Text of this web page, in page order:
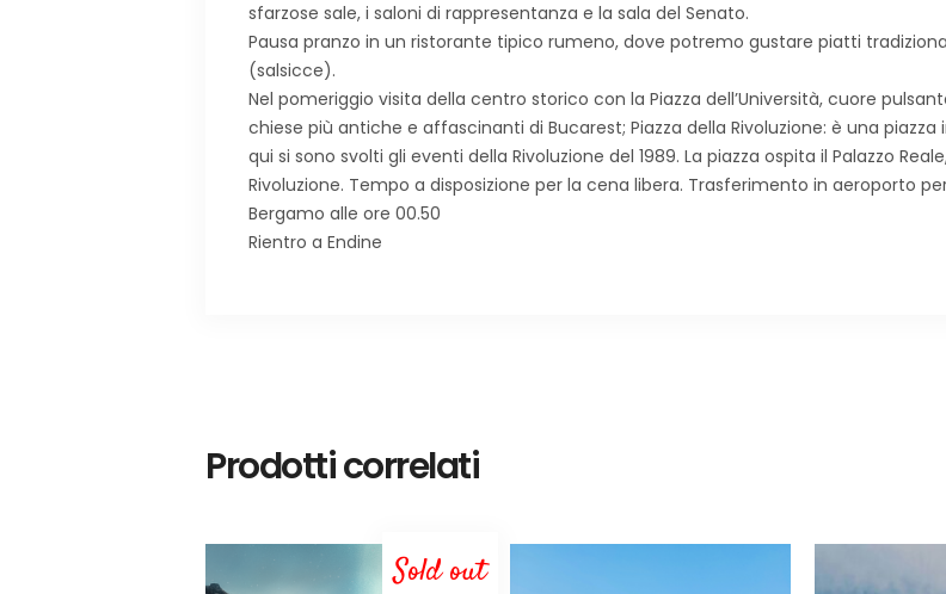
sfarzose sale, i saloni di rappresentanza e la sala del Senato.
Pausa pranzo in un ristorante tipico rumeno, dove potremo gustare piatti
(salsicce).
Nel pomeriggio visita della centro storico con la Piazza dell’Università, cuore
chiese più antiche e affascinanti di Bucarest; Piazza della Rivoluzione: è una
qui si sono svolti gli eventi della Rivoluzione del 1989. La piazza ospita il Palazzo
Rivoluzione. Tempo a disposizione per la cena libera. Trasferimento in aeroporto
Bergamo alle ore 00.50
Rientro a Endine
Prodotti correlati
Sold out